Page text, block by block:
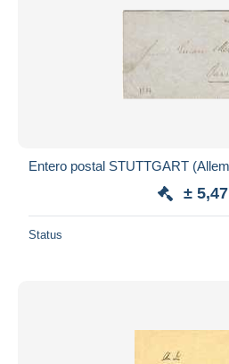
Entero postal STUTTGART
±
Status